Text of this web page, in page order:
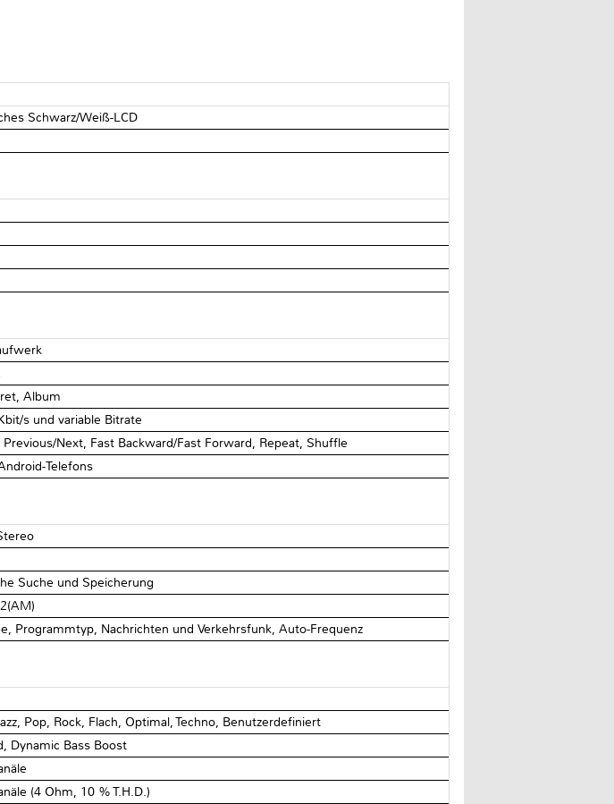
Schwarz/Weiß-LCD
Album
s und variable Bitrate
Previous/Next, Fast Backward/Fast Forward, Repeat, Shuffle
Telefons
Suche und Speicherung
Programmtyp, Nachrichten und Verkehrsfunk, Auto-Frequenz
Pop, Rock, Flach, Optimal, Techno, Benutzerdefiniert
Dynamic Bass Boost
(4 Ohm, 10 % T.H.D.)